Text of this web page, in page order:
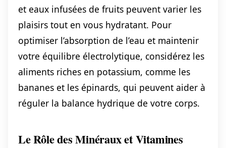
et eaux infusées de fruits peuvent varier les
plaisirs tout en vous hydratant. Pour
optimiser l’absorption de l’eau et maintenir
votre équilibre électrolytique, considérez les
aliments riches en potassium, comme les
bananes et les épinards, qui peuvent aider à
réguler la balance hydrique de votre corps.
Le Rôle des Minéraux et Vitamines